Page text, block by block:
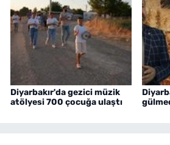
Diyarbakır'da gezici müzik
atölyesi 700 çocuğa ulaştı